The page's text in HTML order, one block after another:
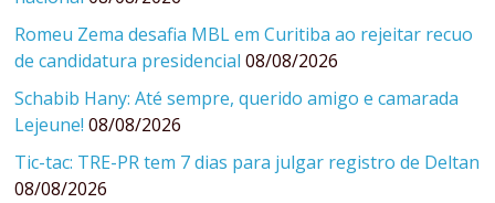
Romeu Zema desafia MBL em Curitiba ao rejeitar recuo
de candidatura presidencial 08/08/2026
Schabib Hany: Até sempre, querido amigo e camarada
Lejeune! 08/08/2026
Tic-tac: TRE-PR tem 7 dias para julgar registro de Deltan
08/08/2026